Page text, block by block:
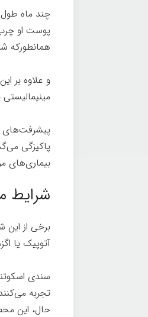
چند ماه طول
پوست او
همانطوركه
و علاوه بر
پیشرفت‌های
پاکیزگی
بیماری‌های
شرایط
برخی از
آتوپیک یا
سندی
تجربه
حال، این